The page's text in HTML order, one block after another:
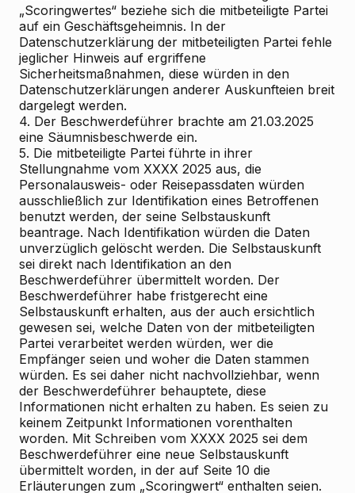
„Scoringwertes“ beziehe sich die mitbeteiligte Partei
auf ein Geschäftsgeheimnis. In der
Datenschutzerklärung der mitbeteiligten Partei fehle
jeglicher Hinweis auf ergriffene
Sicherheitsmaßnahmen, diese würden in den
Datenschutzerklärungen anderer Auskunfteien breit
dargelegt werden.
4. Der Beschwerdeführer brachte am 21.03.2025
eine Säumnisbeschwerde ein.
5. Die mitbeteiligte Partei führte in ihrer
Stellungnahme vom XXXX 2025 aus, die
Personalausweis- oder Reisepassdaten würden
ausschließlich zur Identifikation eines Betroffenen
benutzt werden, der seine Selbstauskunft
beantrage. Nach Identifikation würden die Daten
unverzüglich gelöscht werden. Die Selbstauskunft
sei direkt nach Identifikation an den
Beschwerdeführer übermittelt worden. Der
Beschwerdeführer habe fristgerecht eine
Selbstauskunft erhalten, aus der auch ersichtlich
gewesen sei, welche Daten von der mitbeteiligten
Partei verarbeitet werden würden, wer die
Empfänger seien und woher die Daten stammen
würden. Es sei daher nicht nachvollziehbar, wenn
der Beschwerdeführer behauptete, diese
Informationen nicht erhalten zu haben. Es seien zu
keinem Zeitpunkt Informationen vorenthalten
worden. Mit Schreiben vom XXXX 2025 sei dem
Beschwerdeführer eine neue Selbstauskunft
übermittelt worden, in der auf Seite 10 die
Erläuterungen zum „Scoringwert“ enthalten seien.